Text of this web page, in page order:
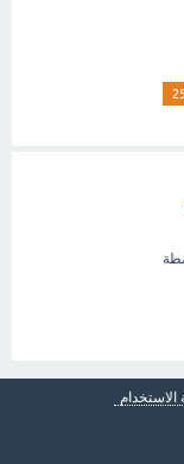
الاستخدام